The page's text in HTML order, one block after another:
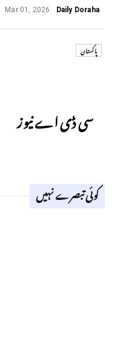
Daily Doraha
Mar 01, 2026
پاکستان
سی ڈی اے نیوز
کوئی تبصرے نہیں